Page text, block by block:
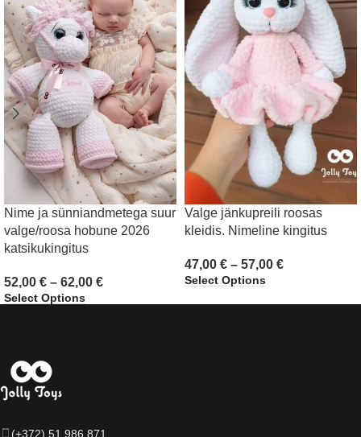
Nime ja sünniandmetega suur
valge/roosa hobune 2026
katsikukingitus
52,00 € – 62,00 €
Select Options
Valge jänkupreili roosas
kleidis. Nimeline kingitus
47,00 € – 57,00 €
Select Options
(+372) 51 986 871